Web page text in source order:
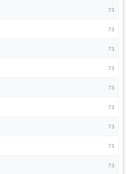
73
73
73
73
73
73
73
73
73